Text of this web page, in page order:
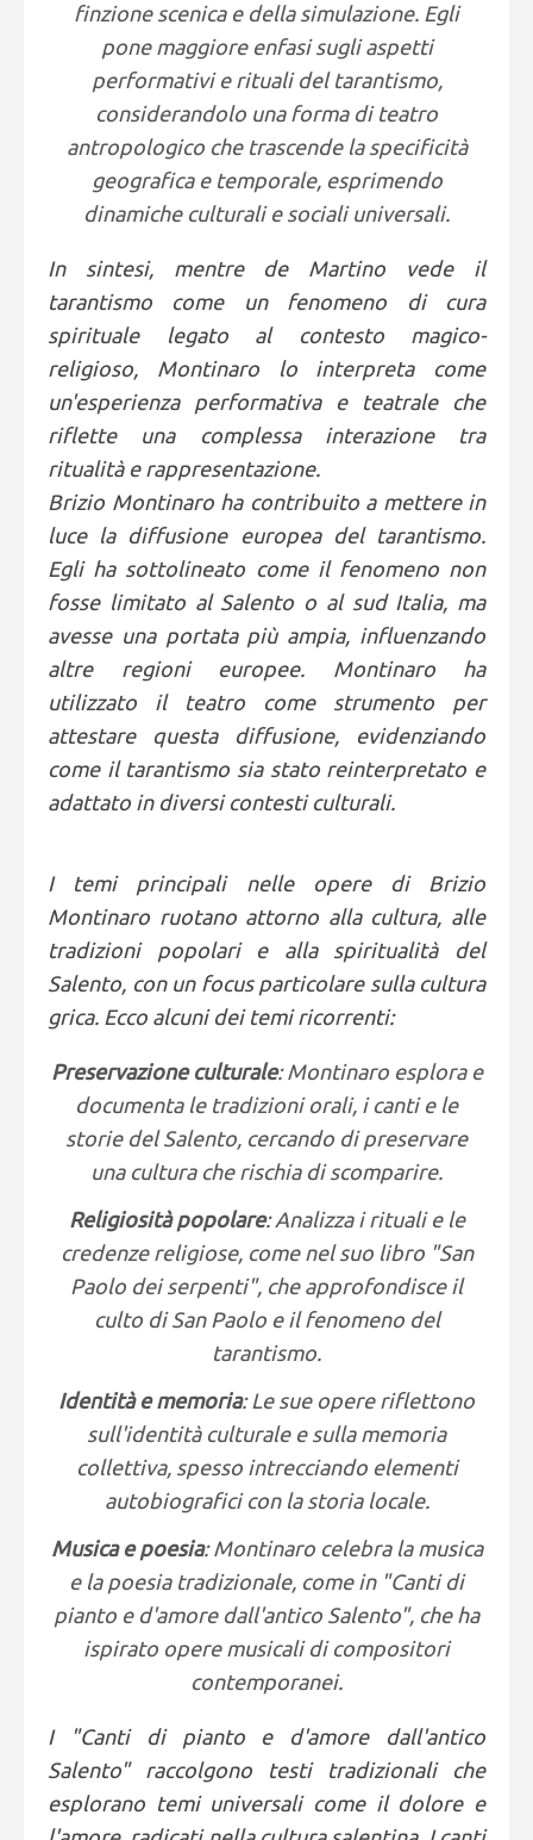
finzione scenica e della simulazione. Egli
pone maggiore enfasi sugli aspetti
performativi e rituali del tarantismo,
considerandolo una forma di teatro
antropologico che trascende la specificità
geografica e temporale, esprimendo
dinamiche culturali e sociali universali.
In sintesi, mentre de Martino vede il
tarantismo come un fenomeno di cura
spirituale legato al contesto magico-
religioso, Montinaro lo interpreta come
un'esperienza performativa e teatrale che
riflette una complessa interazione tra
ritualità e rappresentazione.
Brizio Montinaro ha contribuito a mettere in
luce la diffusione europea del tarantismo.
Egli ha sottolineato come il fenomeno non
fosse limitato al Salento o al sud Italia, ma
avesse una portata più ampia, influenzando
altre regioni europee. Montinaro ha
utilizzato il teatro come strumento per
attestare questa diffusione, evidenziando
come il tarantismo sia stato reinterpretato e
adattato in diversi contesti culturali.
I temi principali nelle opere di Brizio
Montinaro ruotano attorno alla cultura, alle
tradizioni popolari e alla spiritualità del
Salento, con un focus particolare sulla cultura
grica. Ecco alcuni dei temi ricorrenti:
Preservazione culturale: Montinaro esplora e
documenta le tradizioni orali, i canti e le
storie del Salento, cercando di preservare
una cultura che rischia di scomparire.
Religiosità popolare: Analizza i rituali e le
credenze religiose, come nel suo libro "San
Paolo dei serpenti", che approfondisce il
culto di San Paolo e il fenomeno del
tarantismo.
Identità e memoria: Le sue opere riflettono
sull'identità culturale e sulla memoria
collettiva, spesso intrecciando elementi
autobiografici con la storia locale.
Musica e poesia: Montinaro celebra la musica
e la poesia tradizionale, come in "Canti di
pianto e d'amore dall'antico Salento", che ha
ispirato opere musicali di compositori
contemporanei.
I "Canti di pianto e d'amore dall'antico
Salento" raccolgono testi tradizionali che
esplorano temi universali come il dolore e